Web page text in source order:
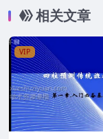
相关文章
VIP